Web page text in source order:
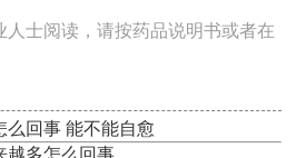
人士阅读，请按药品说明书或者在
么回事 能不能自愈